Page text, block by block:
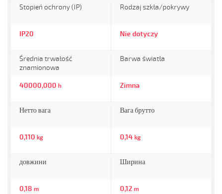
Stopień ochrony (IP)
IP20
Rodzaj szkła/pokrywy
Nie dotyczy
Średnia trwałość
znamionowa
40000,000 h
Barwa światła
Zimna
Нетто вага
0,110 kg
Вага брутто
0,14 kg
довжини
0,18 m
Ширина
0,12 m